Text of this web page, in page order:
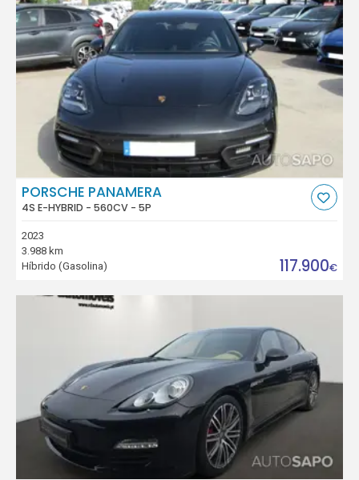
PORSCHE PANAMERA
4S E-HYBRID - 560CV - 5P
2023
3.988 km
Híbrido (Gasolina)
117.900€